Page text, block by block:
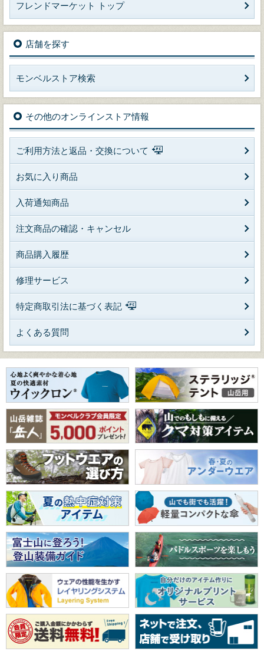
フレンドマーケット トップ
店舗を探す
モンベルストア検索
その他のオンラインストア情報
ご利用方法と返品・交換について
お気に入り商品
入荷通知商品
注文商品の確認・キャンセル
商品購入履歴
修理サービス
特定商取引法に基づく表記
よくある質問